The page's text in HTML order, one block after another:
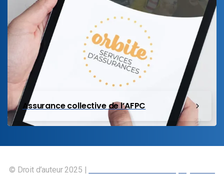
Assurance collective de l’AFPC
© Droit d’auteur 2025 |